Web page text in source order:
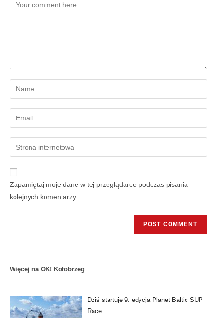
Zapamiętaj moje dane w tej przeglądarce podczas pisania
kolejnych komentarzy.
Więcej na OK! Kołobrzeg
Dziś startuje 9. edycja Planet Baltic SUP
Race